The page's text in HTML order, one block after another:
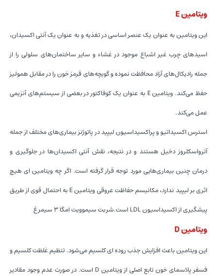
ویتامین E
این ویتامین به عنوان یک عنصر اساسی در تغذیه و به عنوان یک آنتی اکسیدان،
اسیدهای چرب غیر اشباع موجود در غشاء و سایر ساختمان‌های سلولی را از
جمله رادیکال‌های آزاد محافظت نموده و گویچه‌های قرمز خون را در مقابل همولیز
حفظ می‌کند. ویتامین E به عنوان یک کوفاکتور در بعضی از سیستم‌های آنزیمی
عمل می‌کند.
استرس اکسیداتیو و پراکسیداسیون لیپید در پاتوژنز بیماری‌های مختلف از جمله
آترواسکلروز دخیل هستند و در نتیجه، نقش آنتی اکسیدان‌ها در جلوگیری و
درمان چنین بیماری‌هایی مورد توجه قرار گرفته است. اگر چه ویتامین ای هیچ
اثری بر لیپید ندارد، مکانیسم حفاظت عروقی ویتامین E به احتمال قوی از طریق
پیشگیری از اکسیداسیون LDL است.شربت سیموویت امگا 3 سیمرغ
ویتامین D
این ویتامین باعث افزایش جذب روده ای کلسیم می‌شود. تنظیم غلظت کلسیم و
فسفر پلاسمای خون تابع اصلی از ویتامین D است. در صورت عدم وجود مقادیر